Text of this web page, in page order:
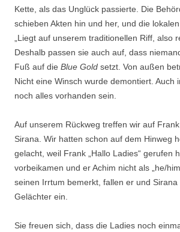
Kette, als das Unglück passierte. Die
schieben Akten hin und her, und die
„Liegt auf unserem traditionellen Riff, also
Deshalb passen sie auch auf, dass
Fuß auf die Blue Gold setzt. Von außen
Nicht eine Winsch wurde demontiert. Auch
noch alles vorhanden sein.
Auf unserem Rückweg treffen wir auf
Sirana. Wir hatten schon auf dem Hinweg
gelacht, weil Frank „Hallo Ladies“ gerufen
vorbeikamen und er Achim nicht als „he/
seinen Irrtum bemerkt, fallen er und Sirana
Gelächter ein.
Sie freuen sich, dass die Ladies noch